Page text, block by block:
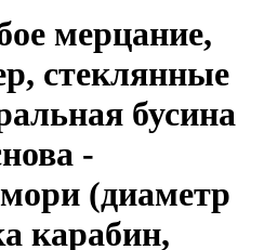
мерцание,
стеклянные
бусина
-
(диаметр
карабин,